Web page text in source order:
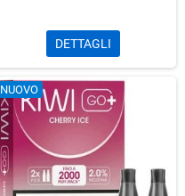
DETTAGLI
NUOVO